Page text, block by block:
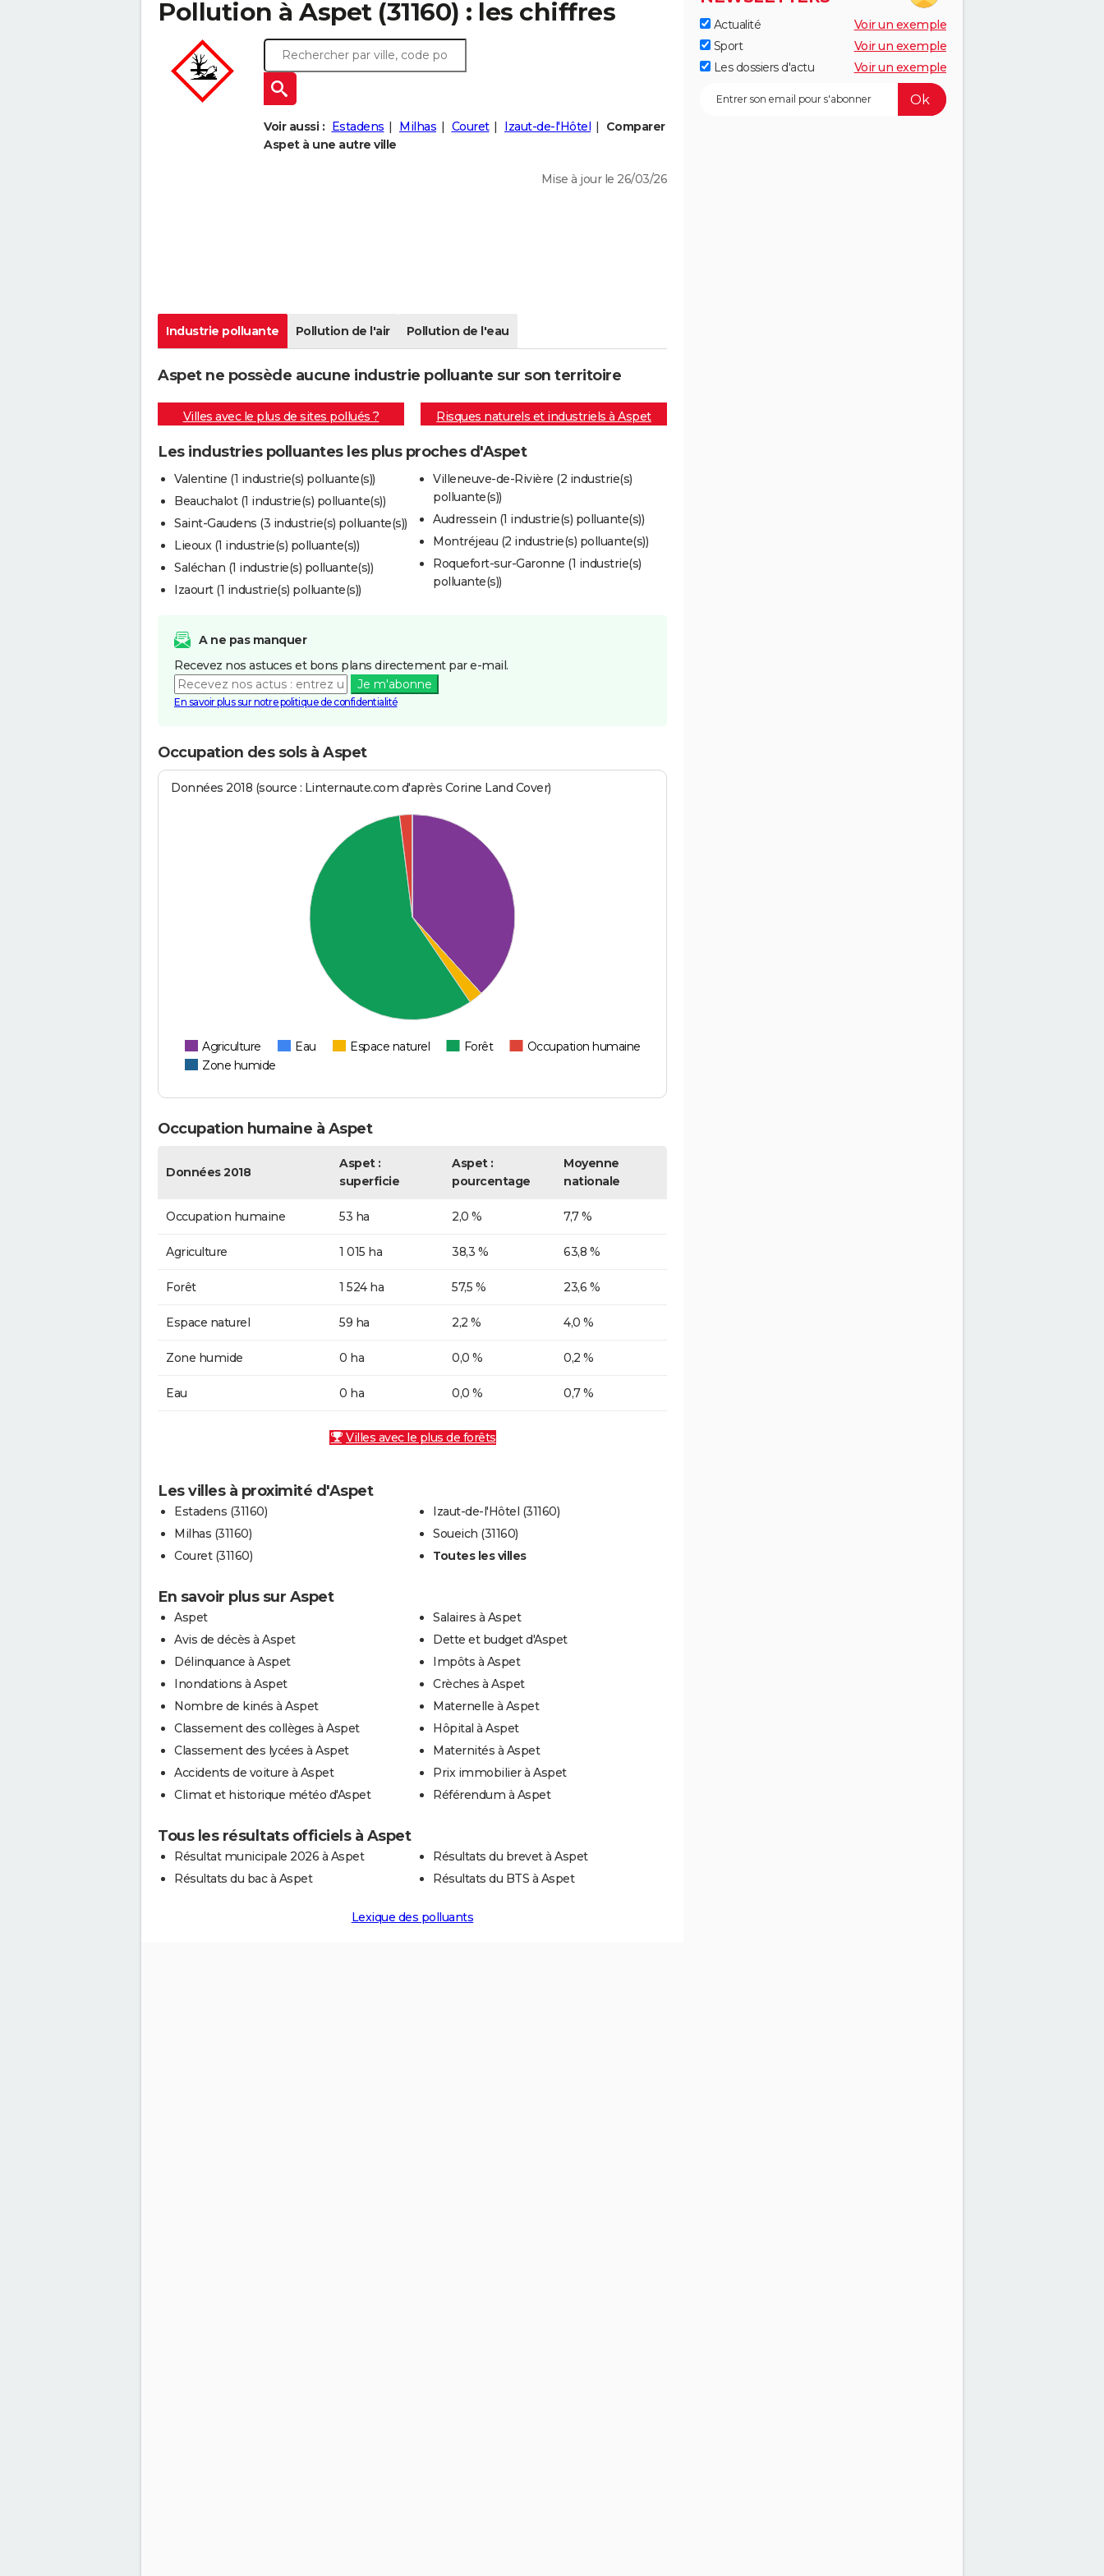
Pollution à Aspet (31160) : les chiffres
Voir aussi : Estadens Milhas Couret Izaut-de-l'Hôtel
Comparer
Aspet à une autre ville
Mise à jour le 26/03/26
Industrie polluante Pollution de l'air Pollution de l'eau
Aspet ne possède aucune industrie polluante sur son territoire
Villes avec le plus de sites pollués ? Risques naturels et industriels à Aspet
Les industries polluantes les plus proches d'Aspet
Valentine (1 industrie(s) polluante(s))
Beauchalot (1 industrie(s) polluante(s))
Saint-Gaudens (3 industrie(s) polluante(s))
Lieoux (1 industrie(s) polluante(s))
Saléchan (1 industrie(s) polluante(s))
Izaourt (1 industrie(s) polluante(s))
Villeneuve-de-Rivière (2 industrie(s)
polluante(s))
Audressein (1 industrie(s) polluante(s))
Montréjeau (2 industrie(s) polluante(s))
Roquefort-sur-Garonne (1 industrie(s)
polluante(s))
A ne pas manquer
Recevez nos astuces et bons plans directement par e-mail.
Je m'abonne
En savoir plus sur notre politique de confidentialité
Occupation des sols à Aspet
Données 2018 (source : Linternaute.com d'après Corine Land Cover)
Agriculture Eau Espace naturel Forêt
Occupation humaine
Zone humide
Occupation humaine à Aspet
Données 2018
Aspet :
superficie
Aspet :
pourcentage
Moyenne
nationale
Occupation humaine 53 ha 2,0 % 7,7 %
Agriculture 1 015 ha 38,3 % 63,8 %
Forêt 1 524 ha 57,5 % 23,6 %
Espace naturel 59 ha 2,2 % 4,0 %
Zone humide 0 ha 0,0 % 0,2 %
Eau 0 ha 0,0 % 0,7 %
Villes avec le plus de forêts
Les villes à proximité d'Aspet
Estadens (31160)
Milhas (31160)
Couret (31160)
Izaut-de-l'Hôtel (31160)
Soueich (31160)
Toutes les villes
En savoir plus sur Aspet
Aspet
Avis de décès à Aspet
Délinquance à Aspet
Inondations à Aspet
Nombre de kinés à Aspet
Classement des collèges à Aspet
Classement des lycées à Aspet
Accidents de voiture à Aspet
Climat et historique météo d'Aspet
Salaires à Aspet
Dette et budget d'Aspet
Impôts à Aspet
Crèches à Aspet
Maternelle à Aspet
Hôpital à Aspet
Maternités à Aspet
Prix immobilier à Aspet
Référendum à Aspet
Tous les résultats officiels à Aspet
Résultat municipale 2026 à Aspet
Résultats du bac à Aspet
Résultats du brevet à Aspet
Résultats du BTS à Aspet
Lexique des polluants
Actualité
Voir un exemple
Sport
Voir un exemple
Les dossiers d'actu
Voir un exemple